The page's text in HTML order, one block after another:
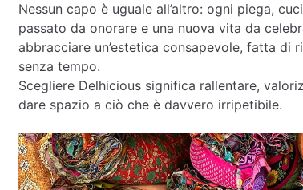
Nessun capo è uguale all’altro: ogni piega,
passato da onorare e una nuova vita da
abbracciare un’estetica consapevole, fatta di
senza tempo.
Scegliere Delhicious significa rallentare,
dare spazio a ciò che è davvero irripetibile.